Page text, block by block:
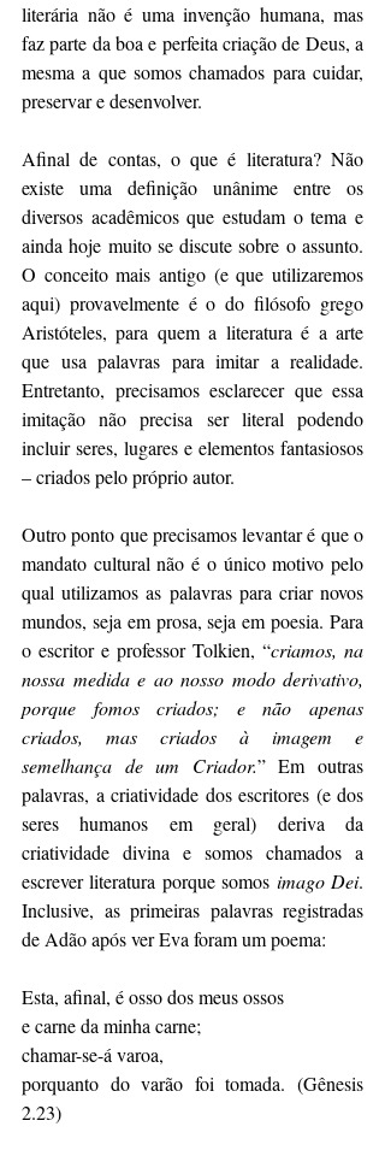
literária não é uma invenção humana, mas
faz parte da boa e perfeita criação de Deus, a
mesma a que somos chamados para cuidar,
preservar e desenvolver.
Afinal de contas, o que é literatura? Não
existe uma definição unânime entre os
diversos acadêmicos que estudam o tema e
ainda hoje muito se discute sobre o assunto.
O conceito mais antigo (e que utilizaremos
aqui) provavelmente é o do filósofo grego
Aristóteles, para quem a literatura é a arte
que usa palavras para imitar a realidade.
Entretanto, precisamos esclarecer que essa
imitação não precisa ser literal podendo
incluir seres, lugares e elementos fantasiosos
– criados pelo próprio autor.
Outro ponto que precisamos levantar é que o
mandato cultural não é o único motivo pelo
qual utilizamos as palavras para criar novos
mundos, seja em prosa, seja em poesia. Para
o escritor e professor Tolkien, “criamos, na
nossa medida e ao nosso modo derivativo,
porque fomos criados; e não apenas
criados, mas criados à imagem e
semelhança de um Criador.” Em outras
palavras, a criatividade dos escritores (e dos
seres humanos em geral) deriva da
criatividade divina e somos chamados a
escrever literatura porque somos imago Dei.
Inclusive, as primeiras palavras registradas
de Adão após ver Eva foram um poema:
Esta, afinal, é osso dos meus ossos
e carne da minha carne;
chamar-se-á varoa,
porquanto do varão foi tomada. (Gênesis
2.23)